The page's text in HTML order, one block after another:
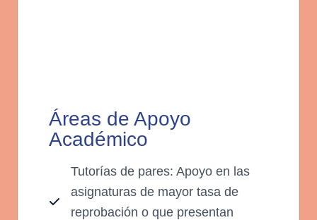
Áreas de Apoyo
Académico
Tutorías de pares: Apoyo en las
asignaturas de mayor tasa de
reprobación o que presentan